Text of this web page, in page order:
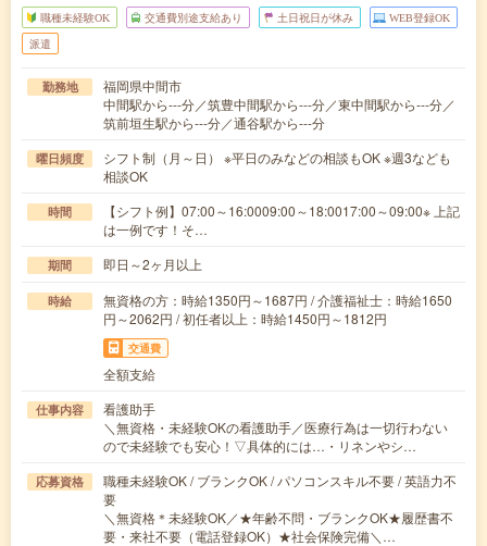
職種未経験OK 交通費別途支給あり 土日祝日が休み WEB登録OK
派遣
勤務地
福岡県中間市
中間駅から---分／筑豊中間駅から---分／東中間駅から---分／
筑前垣生駅から---分／通谷駅から---分
曜日頻度
シフト制（月～日） ※平日のみなどの相談もOK ※週3なども
相談OK
時間
【シフト例】07:00～16:0009:00～18:0017:00～09:00※ 上記
は一例です！そ…
期間 即日～2ヶ月以上
時給
無資格の方：時給1350円～1687円 / 介護福祉士：時給1650
円～2062円 / 初任者以上：時給1450円～1812円
交通費
全額支給
仕事内容
看護助手
＼無資格・未経験OKの看護助手／医療行為は一切行わない
ので未経験でも安心！▽具体的には…・リネンやシ…
応募資格
職種未経験OK / ブランクOK / パソコンスキル不要 / 英語力不
要
＼無資格＊未経験OK／★年齢不問・ブランクOK★履歴書不
要・来社不要（電話登録OK）★社会保険完備＼…